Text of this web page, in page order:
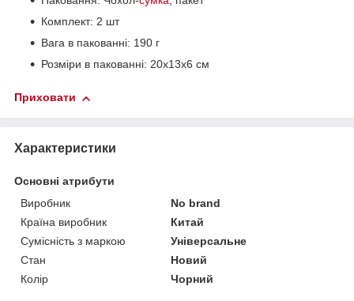
Комплект: 2 шт
Вага в пакованні: 190 г
Розміри в пакованні: 20х13х6 см
Приховати
Характеристики
Основні атрибути
Виробник
No brand
Країна виробник
Китай
Сумісність з маркою
Універсальне
Стан
Новий
Колір
Чорний